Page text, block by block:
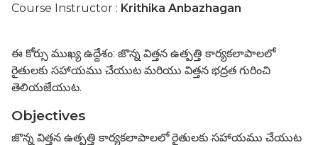
Course Instructor : Krithika Anbazhagan
ఈ కోర్సు ముఖ్య ఉద్దేశం: జొన్న విత్తన ఉత్పత్తి కార్యకలాపాలలో
రైతులకు సహాయము చేయుట మరియు విత్తన భద్రత గురించి
తెలియజేయుట.
Objectives
జొన్న విత్తన ఉత్పత్తి కార్యకలాపాలలో రైతులకు సహాయము చేయుట